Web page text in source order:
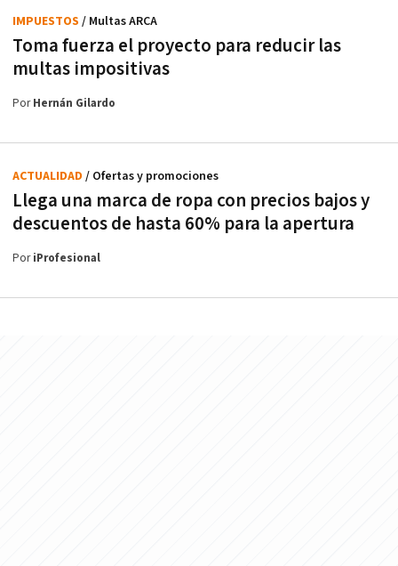
Toma fuerza el proyecto para reducir las
multas impositivas
IMPUESTOS / Multas ARCA
PorHernán Gilardo
Llega una marca de ropa con precios bajos y
descuentos de hasta 60% para la apertura
ACTUALIDAD / Ofertas y promociones
PoriProfesional